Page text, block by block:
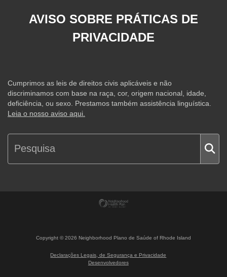
AVISO SOBRE PRÁTICAS DE
PRIVACIDADE
Cumprimos as leis de direitos civis aplicáveis e não
discriminamos com base na raça, cor, origem nacional, idade,
deficiência, ou sexo. Prestamos também assistência linguística.
Leia o nosso aviso aqui.
Copyright ©2026 Neighborhood Plano de Saúde of Rhode Island
Declarações Legais, de Segurança e Privacidade
Desenvolvedores